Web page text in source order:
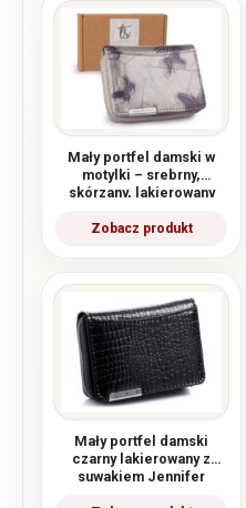
Mały portfel damski w
motylki – srebrny,
skórzany, lakierowany
Mały portfel damski
czarny lakierowany z
suwakiem Jennifer